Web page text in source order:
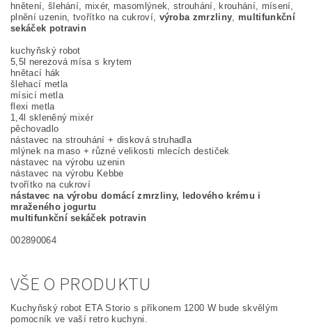
hnětení, šlehání, mixér, masomlýnek, strouhání, krouhání, mísení,
plnění uzenin, tvořítko na cukroví, výroba zmrzliny, multifunkční
sekáček potravin
kuchyňský robot
5,5l nerezová mísa s krytem
hnětací hák
šlehací metla
mísicí metla
flexi metla
1,4l skleněný mixér
pěchovadlo
nástavec na strouhání + disková struhadla
mlýnek na maso + různé velikosti mlecích destiček
nástavec na výrobu uzenin
nástavec na výrobu Kebbe
tvořítko na cukroví
nástavec na výrobu domácí zmrzliny, ledového krému i
mraženého jogurtu
multifunkční sekáček potravin
002890064
VŠE O PRODUKTU
Kuchyňský robot ETA Storio s příkonem 1200 W bude skvělým
pomocník ve vaší retro kuchyni.